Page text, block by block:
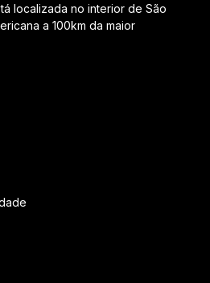
localizada no interior de São
a 100km da maior